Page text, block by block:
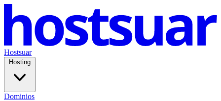
Hostsuar
Hosting
Dominios